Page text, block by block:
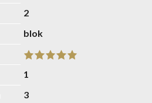
2
blok
1
3